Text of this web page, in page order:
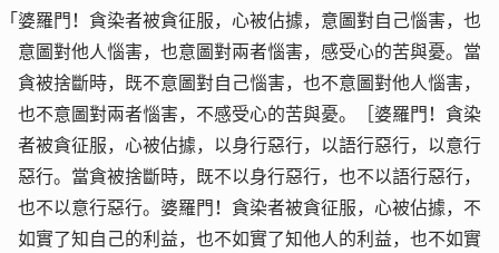
「婆羅門！貪染者被貪征服，心被佔據，意圖對自己惱害，也
意圖對他人惱害，也意圖對兩者惱害，感受心的苦與憂。當
貪被捨斷時，既不意圖對自己惱害，也不意圖對他人惱害，
也不意圖對兩者惱害，不感受心的苦與憂。［婆羅門！貪染
者被貪征服，心被佔據，以身行惡行，以語行惡行，以意行
惡行。當貪被捨斷時，既不以身行惡行，也不以語行惡行，
也不以意行惡行。婆羅門！貪染者被貪征服，心被佔據，不
如實了知自己的利益，也不如實了知他人的利益，也不如實